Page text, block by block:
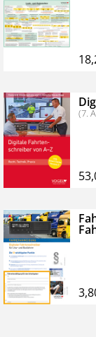
Bestellen Sie
Kennenlern-
Monaten
Abonnement
weiteren
(7.